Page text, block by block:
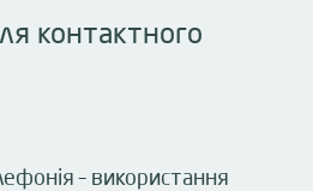
контактного
– використання